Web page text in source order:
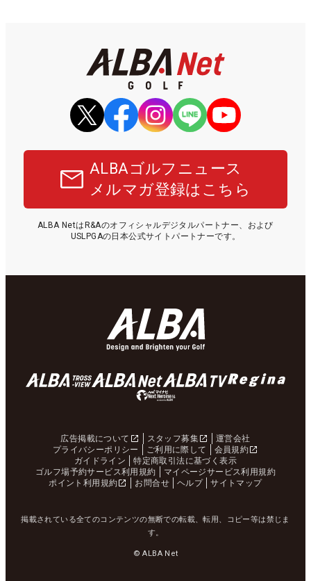
ALBAゴルフニュース
メルマガ登録はこちら
ALBA NetはR&Aのオフィシャルデジタルパートナー、および
USLPGAの日本公式サイトパートナーです。
広告掲載について スタッフ募集
運営会社
プライバシーポリシー
ご利用に際して
会員規約
ガイドライン
特定商取引法に基づく表示
ゴルフ場予約サービス利用規約
マイページサービス利用規約
ポイント利用規約
お問合せ ヘルプ サイトマップ
掲載されている全てのコンテンツの無断での転載、転用、コピー等は禁じま
す。
© ALBA Net